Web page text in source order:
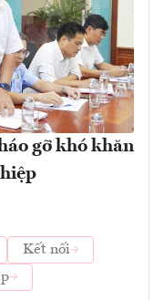
gỡ khó khăn
Kết nối